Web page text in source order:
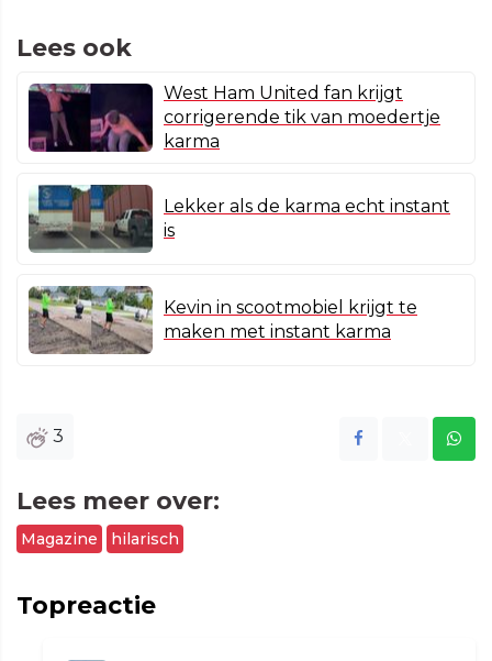
Lees ook
West Ham United fan krijgt
corrigerende tik van moedertje
karma
Lekker als de karma echt instant
is
Kevin in scootmobiel krijgt te
maken met instant karma
3
Lees meer over:
Magazine hilarisch
Topreactie